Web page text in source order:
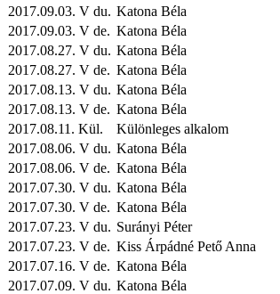
2017.09.03. V du. Katona Béla
2017.09.03. V de. Katona Béla
2017.08.27. V du. Katona Béla
2017.08.27. V de. Katona Béla
2017.08.13. V du. Katona Béla
2017.08.13. V de. Katona Béla
2017.08.11. Kül. Különleges alkalom
2017.08.06. V du. Katona Béla
2017.08.06. V de. Katona Béla
2017.07.30. V du. Katona Béla
2017.07.30. V de. Katona Béla
2017.07.23. V du. Surányi Péter
2017.07.23. V de. Kiss Árpádné Pető Anna
2017.07.16. V de. Katona Béla
2017.07.09. V du. Katona Béla